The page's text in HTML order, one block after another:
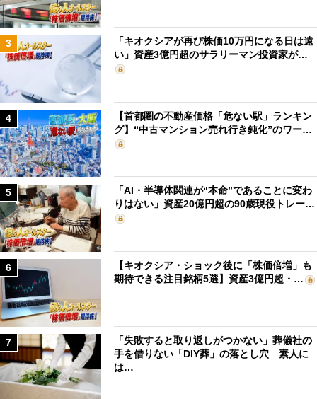
3
「キオクシアが再び株価10万円になる日は遠
い」資産3億円超のサラリーマン投資家が…
4
【首都圏の不動産価格「危ない駅」ランキン
グ】“中古マンション売れ行き鈍化”のワー…
5
「AI・半導体関連が“本命”であることに変わ
りはない」資産20億円超の90歳現役トレー…
6
【キオクシア・ショック後に「株価倍増」も
期待できる注目銘柄5選】資産3億円超・…
7
「失敗すると取り返しがつかない」葬儀社の
手を借りない「DIY葬」の落とし穴 素人に
は…